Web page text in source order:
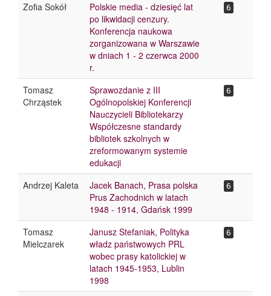
Zofia Sokół
Polskie media - dziesięć lat
po likwidacji cenzury.
Konferencja naukowa
zorganizowana w Warszawie
w dniach 1 - 2 czerwca 2000
r.
6
Tomasz
Chrząstek
Sprawozdanie z III
Ogólnopolskiej Konferencji
Nauczycieli Bibliotekarzy
Współczesne standardy
bibliotek szkolnych w
zreformowanym systemie
edukacji
6
Andrzej Kaleta
Jacek Banach, Prasa polska
Prus Zachodnich w latach
1948 - 1914, Gdańsk 1999
6
Tomasz
Mielczarek
Janusz Stefaniak, Polityka
władz państwowych PRL
wobec prasy katolickiej w
latach 1945-1953, Lublin
1998
6